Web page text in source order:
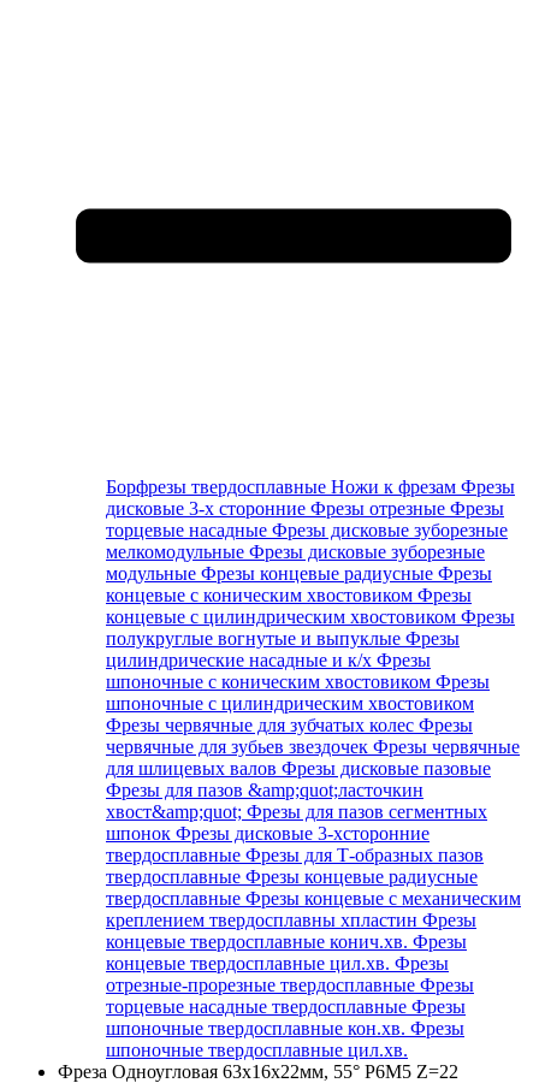
Борфрезы твердосплавные Ножи к фрезам Фрезы
дисковые 3-х сторонние Фрезы отрезные Фрезы
торцевые насадные Фрезы дисковые зуборезные
мелкомодульные Фрезы дисковые зуборезные
модульные Фрезы концевые радиусные Фрезы
концевые с коническим хвостовиком Фрезы
концевые с цилиндрическим хвостовиком Фрезы
полукруглые вогнутые и выпуклые Фрезы
цилиндрические насадные и к/х Фрезы
шпоночные с коническим хвостовиком Фрезы
шпоночные с цилиндрическим хвостовиком
Фрезы червячные для зубчатых колес Фрезы
червячные для зубьев звездочек Фрезы червячные
для шлицевых валов Фрезы дисковые пазовые
Фрезы для пазов &amp;quot;ласточкин
хвост&amp;quot; Фрезы для пазов сегментных
шпонок Фрезы дисковые 3-хсторонние
твердосплавные Фрезы для Т-образных пазов
твердосплавные Фрезы концевые радиусные
твердосплавные Фрезы концевые с механическим
креплением твердосплавны хпластин Фрезы
концевые твердосплавные конич.хв. Фрезы
концевые твердосплавные цил.хв. Фрезы
отрезные-прорезные твердосплавные Фрезы
торцевые насадные твердосплавные Фрезы
шпоночные твердосплавные кон.хв. Фрезы
шпоночные твердосплавные цил.хв.
Фреза Одноугловая 63х16х22мм, 55° Р6М5 Z=22